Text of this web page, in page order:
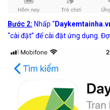
Bước 2: Nhấp “
“cài đặt” để cài đặt ứng dụng.